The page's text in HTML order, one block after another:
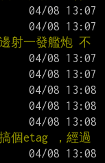
射一發艦炮 不
個etag ，經過